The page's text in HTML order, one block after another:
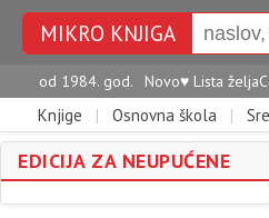
MIKRO KNJIGA
od 1984. god. Novo♥ Lista želja
Knjige | Osnovna škola |
EDICIJA ZA NEUPUĆENE